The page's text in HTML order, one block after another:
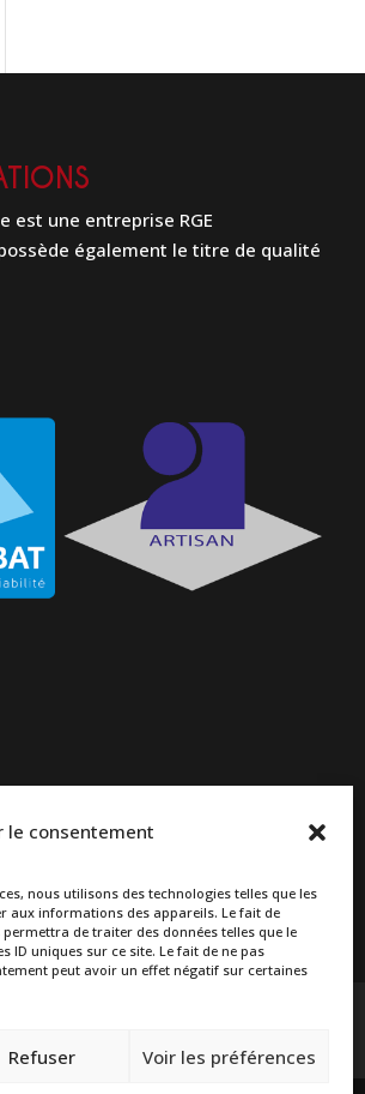
le consentement
nous utilisons des technologies telles que les
aux informations des appareils. Le fait de
de traiter des données telles que le
ID uniques sur ce site. Le fait de ne pas
peut avoir un effet négatif sur certaines
Refuser Voir les préférences
est une entreprise RGE
également le titre de qualité